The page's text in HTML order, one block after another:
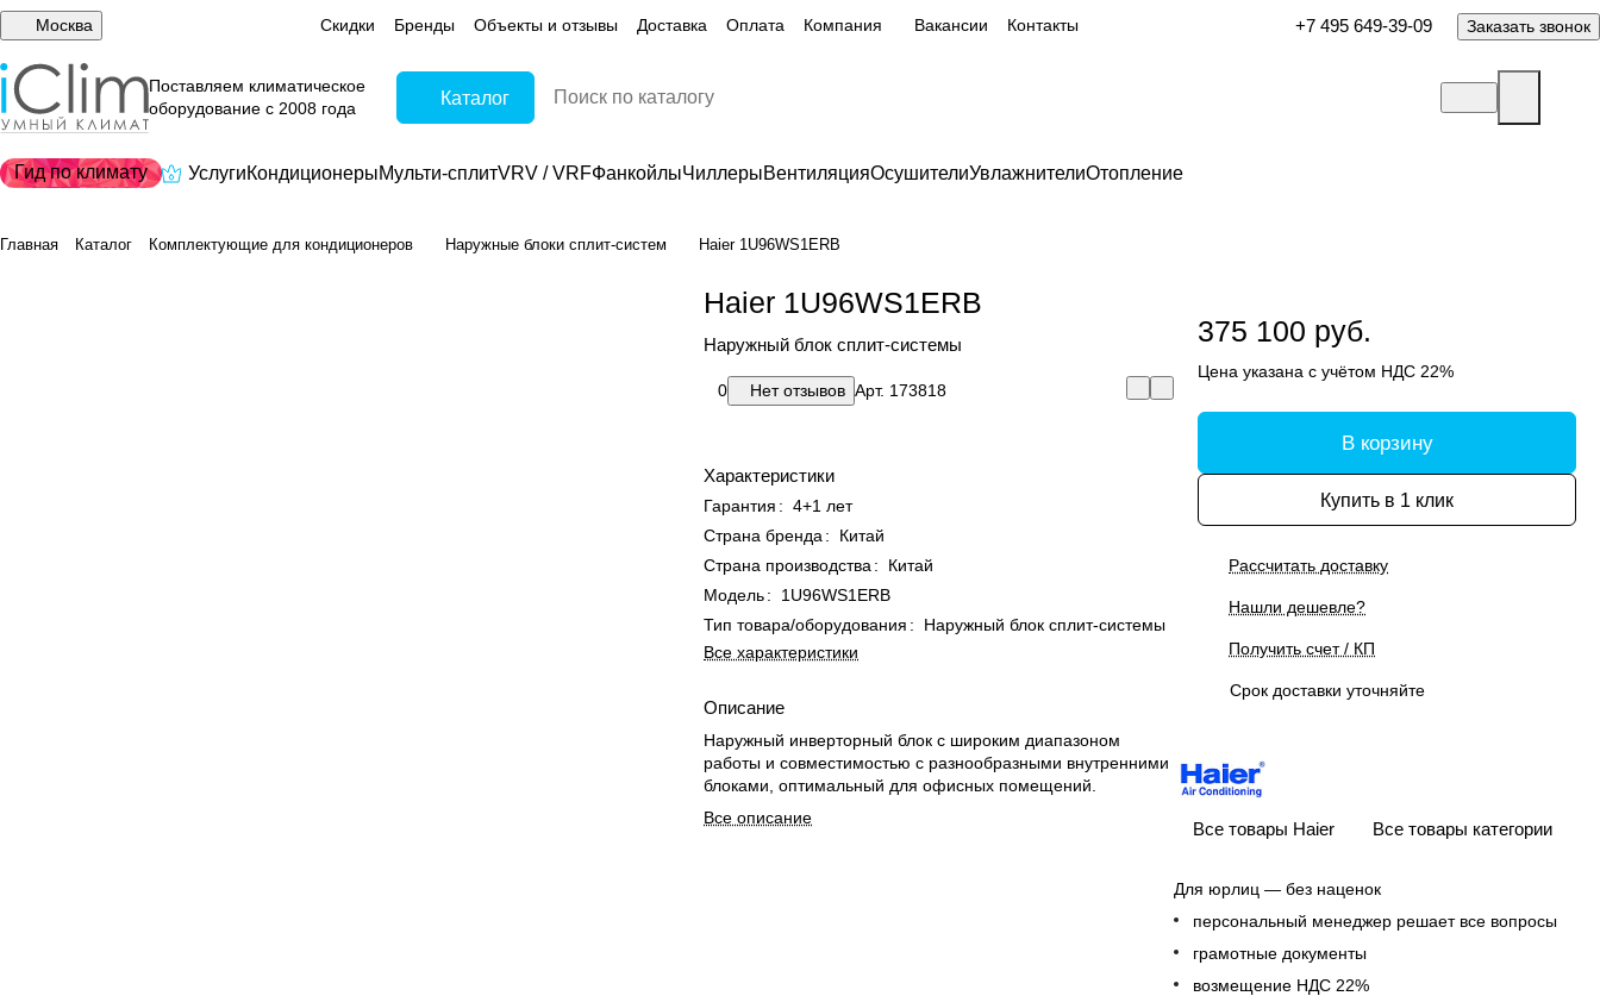
Москва Скидки Бренды Объекты и отзывы Доставка Оплата Компания Вакансии Контакты +7 495 649-39-09 Заказать звонок
Поставляем климатическое
оборудование с 2008 года
Каталог
Гид по климату УслугиКондиционерыМульти-сплитVRV / VRFФанкойлыЧиллерыВентиляцияОсушителиУвлажнителиОтопление
Главная Каталог Комплектующие для кондиционеров Наружные блоки сплит-систем Haier 1U96WS1ERB
Haier 1U96WS1ERB
Наружный блок сплит-системы
0 Нет отзывов Арт. 173818
Характеристики
Гарантия : 4+1 лет
Страна бренда :
Китай
Страна производства :
Китай
Модель:
1U96WS1ERB
Тип товара/оборудования :
Наружный блок сплит-системы
Все характеристики
Описание
Наружный инверторный блок с широким диапазоном
работы и совместимостью с разнообразными внутренними
блоками, оптимальный для офисных помещений.
Все описание
375 100 руб.
Цена указана с учётом НДС 22%
В корзину
Купить в 1 клик
Рассчитать доставку
Нашли дешевле?
Получить счет / КП
Срок доставки уточняйте
Все товары Haier Все товары категории
Для юрлиц — без наценок
персональный менеджер решает все вопросы
грамотные документы
возмещение НДС 22%